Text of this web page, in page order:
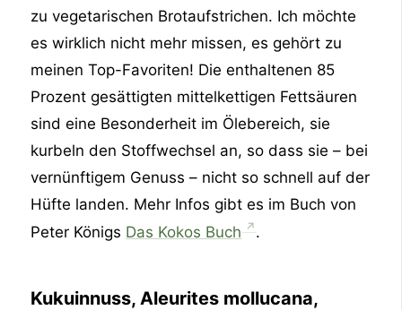
zu vegetarischen Brotaufstrichen. Ich möchte
es wirklich nicht mehr missen, es gehört zu
meinen Top-Favoriten! Die enthaltenen 85
Prozent gesättigten mittelkettigen Fettsäuren
sind eine Besonderheit im Ölebereich, sie
kurbeln den Stoffwechsel an, so dass sie – bei
vernünftigem Genuss – nicht so schnell auf der
Hüfte landen. Mehr Infos gibt es im Buch von
Peter Königs Das Kokos Buch .
Kukuinnuss, Aleurites mollucana,